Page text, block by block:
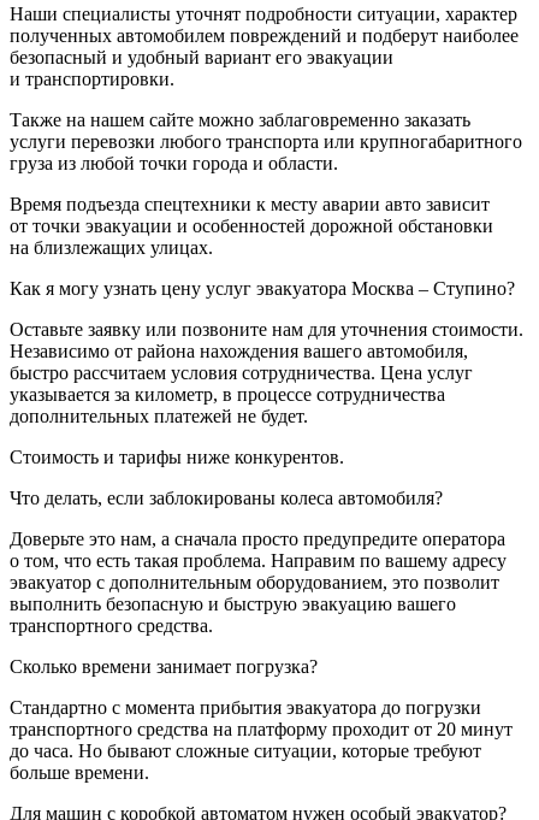
Наши специалисты уточнят подробности ситуации, характер
полученных автомобилем повреждений и подберут наиболее
безопасный и удобный вариант его эвакуации
и транспортировки.
Также на нашем сайте можно заблаговременно заказать
услуги перевозки любого транспорта или крупногабаритного
груза из любой точки города и области.
Время подъезда спецтехники к месту аварии авто зависит
от точки эвакуации и особенностей дорожной обстановки
на близлежащих улицах.
Как я могу узнать цену услуг эвакуатора Москва – Ступино?
Оставьте заявку или позвоните нам для уточнения стоимости.
Независимо от района нахождения вашего автомобиля,
быстро рассчитаем условия сотрудничества. Цена услуг
указывается за километр, в процессе сотрудничества
дополнительных платежей не будет.
Стоимость и тарифы ниже конкурентов.
Что делать, если заблокированы колеса автомобиля?
Доверьте это нам, а сначала просто предупредите оператора
о том, что есть такая проблема. Направим по вашему адресу
эвакуатор с дополнительным оборудованием, это позволит
выполнить безопасную и быструю эвакуацию вашего
транспортного средства.
Сколько времени занимает погрузка?
Стандартно с момента прибытия эвакуатора до погрузки
транспортного средства на платформу проходит от 20 минут
до часа. Но бывают сложные ситуации, которые требуют
больше времени.
Для машин с коробкой автоматом нужен особый эвакуатор?